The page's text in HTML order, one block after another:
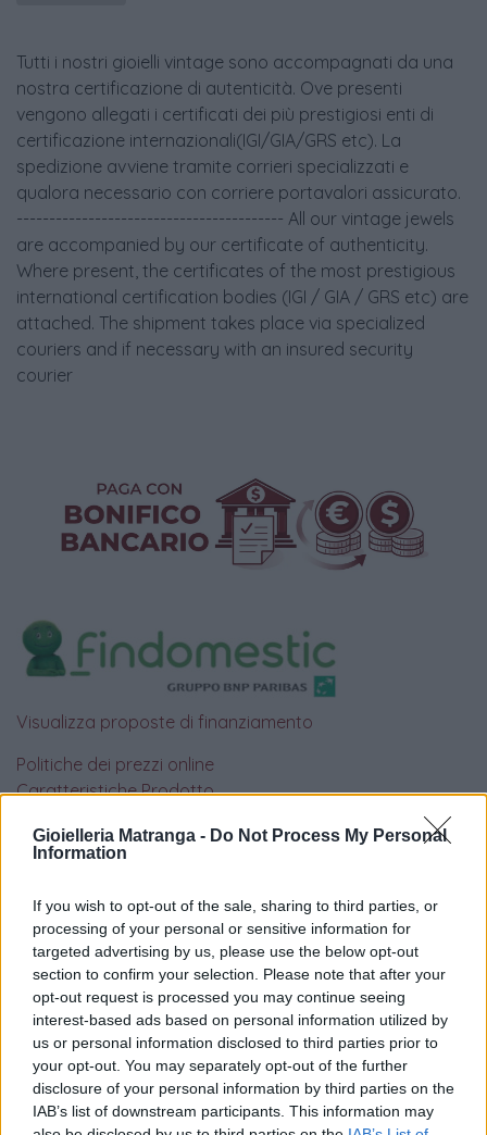
Gioielleria Matranga - Do Not Process My Personal
Information
If you wish to opt-out of the sale, sharing to third parties, or
processing of your personal or sensitive information for
targeted advertising by us, please use the below opt-out
section to confirm your selection. Please note that after your
opt-out request is processed you may continue seeing
interest-based ads based on personal information utilized by
us or personal information disclosed to third parties prior to
your opt-out. You may separately opt-out of the further
disclosure of your personal information by third parties on the
IAB’s list of downstream participants. This information may
Tutti i nostri gioielli vintage sono accompagnati da una
nostra certificazione di autenticità. Ove presenti
vengono allegati i certificati dei più prestigiosi enti di
certificazione internazionali(IGI/GIA/GRS etc). La
spedizione avviene tramite corrieri specializzati e
qualora necessario con corriere portavalori assicurato.
----------------------------------------- All our vintage jewels
are accompanied by our certificate of authenticity.
Where present, the certificates of the most prestigious
international certification bodies (IGI / GIA / GRS etc) are
attached. The shipment takes place via specialized
couriers and if necessary with an insured security
courier
Visualizza proposte di finanziamento
Politiche dei prezzi online
Caratteristiche Prodotto
4.8
Basato su 408 reviews
Powered byLocalImpact
Garanzia di due annisui prodotti usati, verificati dal
nostro laboratorio di assistenza.